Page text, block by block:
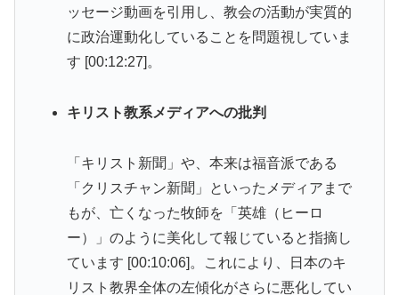
ッセージ動画を引用し、教会の活動が実質的
に政治運動化していることを問題視していま
す [00:12:27]。
キリスト教系メディアへの批判
「キリスト新聞」や、本来は福音派である
「クリスチャン新聞」といったメディアまで
もが、亡くなった牧師を「英雄（ヒーロ
ー）」のように美化して報じていると指摘し
ています [00:10:06]。これにより、日本のキ
リスト教界全体の左傾化がさらに悪化してい